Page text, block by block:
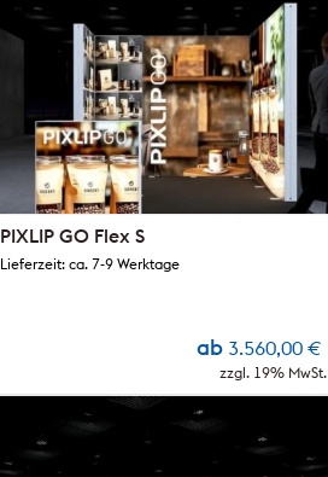
PIXLIP GO Flex S
ab 3.560,00 €
zzgl. 19% MwSt.
Lieferzeit: ca. 7-9 Werktage